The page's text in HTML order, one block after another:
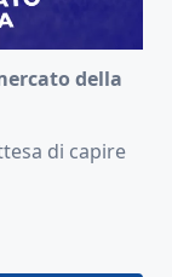
della
di capire